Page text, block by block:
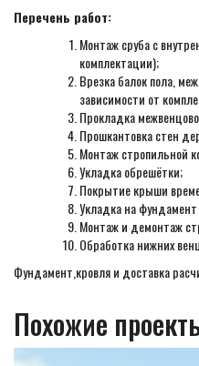
Перечень работ:
Монтаж сруба с
комплектации);
Врезка балок пола,
зависимости от
Прокладка
Прошкантовка стен
Монтаж стропильной
Укладка обрешётки;
Покрытие крыши
Укладка на
Монтаж и демонтаж
Обработка нижних
Фундамент,кровля и доставка
Похожие